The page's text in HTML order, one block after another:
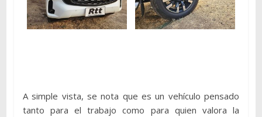
A simple vista, se nota que es un vehículo pensado
tanto para el trabajo como para quien valora la